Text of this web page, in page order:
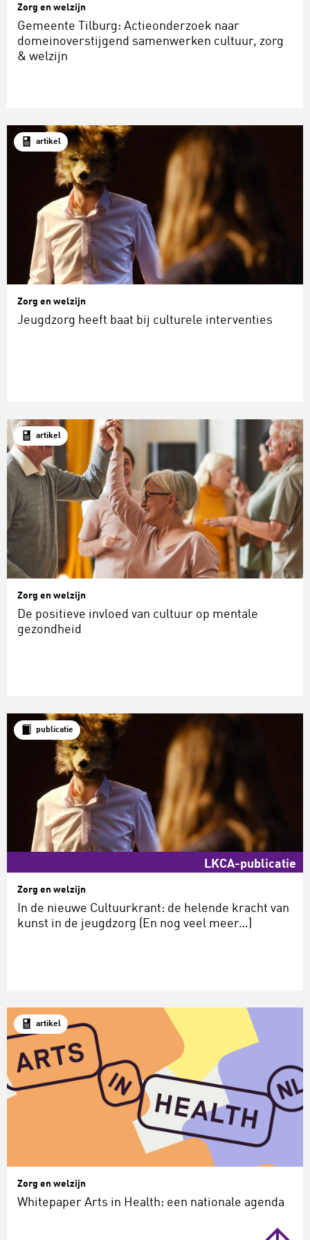
Zorg en welzijn
Gemeente Tilburg: Actieonderzoek naar
domeinoverstijgend samenwerken cultuur, zorg
& welzijn
artikel
Zorg en welzijn
Jeugdzorg heeft baat bij culturele interventies
artikel
Zorg en welzijn
De positieve invloed van cultuur op mentale
gezondheid
publicatie
LKCA-publicatie
Zorg en welzijn
In de nieuwe Cultuurkrant: de helende kracht van
kunst in de jeugdzorg (En nog veel meer…)
artikel
Zorg en welzijn
Whitepaper Arts in Health: een nationale agenda